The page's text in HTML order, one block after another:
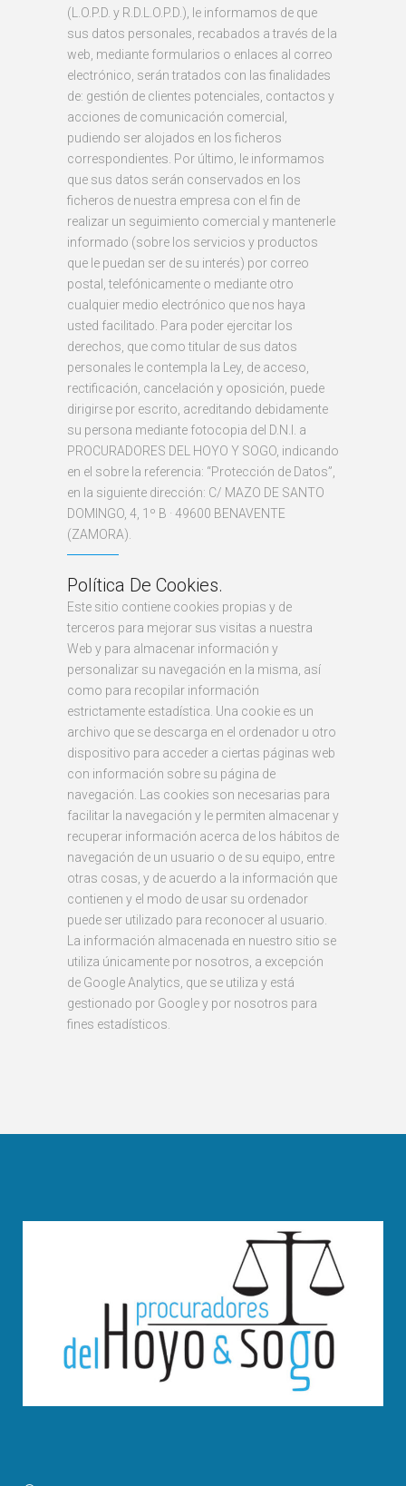
(L.O.P.D. y R.D.L.O.P.D.), le informamos de que
sus datos personales, recabados a través de la
web, mediante formularios o enlaces al correo
electrónico, serán tratados con las finalidades
de: gestión de clientes potenciales, contactos y
acciones de comunicación comercial,
pudiendo ser alojados en los ficheros
correspondientes. Por último, le informamos
que sus datos serán conservados en los
ficheros de nuestra empresa con el fin de
realizar un seguimiento comercial y mantenerle
informado (sobre los servicios y productos
que le puedan ser de su interés) por correo
postal, telefónicamente o mediante otro
cualquier medio electrónico que nos haya
usted facilitado. Para poder ejercitar los
derechos, que como titular de sus datos
personales le contempla la Ley, de acceso,
rectificación, cancelación y oposición, puede
dirigirse por escrito, acreditando debidamente
su persona mediante fotocopia del D.N.I. a
PROCURADORES DEL HOYO Y SOGO, indicando
en el sobre la referencia: “Protección de Datos”,
en la siguiente dirección: C/ MAZO DE SANTO
DOMINGO, 4, 1º B · 49600 BENAVENTE
(ZAMORA).
Política De Cookies.
Este sitio contiene cookies propias y de
terceros para mejorar sus visitas a nuestra
Web y para almacenar información y
personalizar su navegación en la misma, así
como para recopilar información
estrictamente estadística. Una cookie es un
archivo que se descarga en el ordenador u otro
dispositivo para acceder a ciertas páginas web
con información sobre su página de
navegación. Las cookies son necesarias para
facilitar la navegación y le permiten almacenar y
recuperar información acerca de los hábitos de
navegación de un usuario o de su equipo, entre
otras cosas, y de acuerdo a la información que
contienen y el modo de usar su ordenador
puede ser utilizado para reconocer al usuario.
La información almacenada en nuestro sitio se
utiliza únicamente por nosotros, a excepción
de Google Analytics, que se utiliza y está
gestionado por Google y por nosotros para
fines estadísticos.